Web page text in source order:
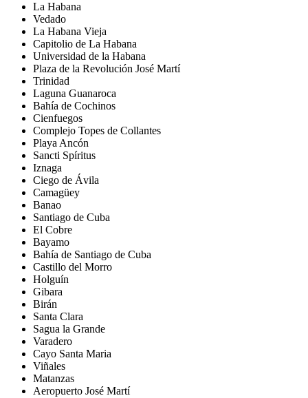
La Habana
Vedado
La Habana Vieja
Capitolio de La Habana
Universidad de la Habana
Plaza de la Revolución José Martí
Trinidad
Laguna Guanaroca
Bahía de Cochinos
Cienfuegos
Complejo Topes de Collantes
Playa Ancón
Sancti Spíritus
Iznaga
Ciego de Ávila
Camagüey
Banao
Santiago de Cuba
El Cobre
Bayamo
Bahía de Santiago de Cuba
Castillo del Morro
Holguín
Gibara
Birán
Santa Clara
Sagua la Grande
Varadero
Cayo Santa Maria
Viñales
Matanzas
Aeropuerto José Martí